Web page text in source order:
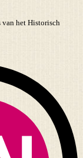
van het Historisch